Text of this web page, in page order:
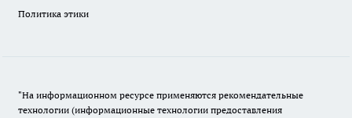
Политика этики
"На информационном ресурсе применяются рекомендательные
технологии (информационные технологии предоставления